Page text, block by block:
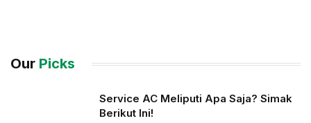
Our Picks
Service AC Meliputi Apa Saja? Simak
Berikut Ini!